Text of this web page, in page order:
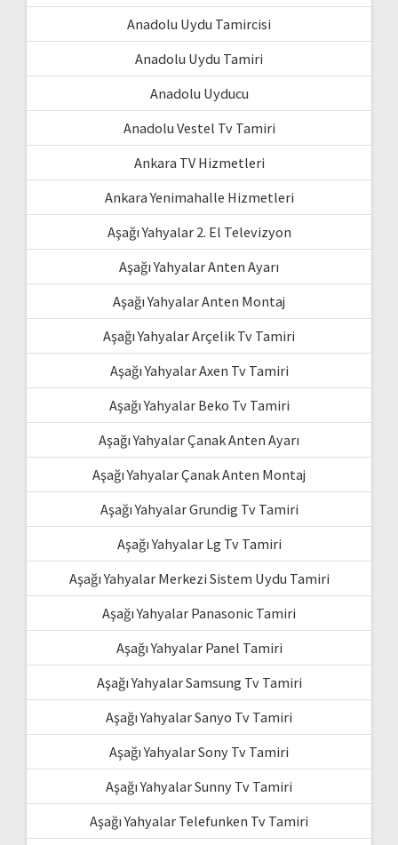
Anadolu Uydu Tamircisi
Anadolu Uydu Tamiri
Anadolu Uyducu
Anadolu Vestel Tv Tamiri
Ankara TV Hizmetleri
Ankara Yenimahalle Hizmetleri
Aşağı Yahyalar 2. El Televizyon
Aşağı Yahyalar Anten Ayarı
Aşağı Yahyalar Anten Montaj
Aşağı Yahyalar Arçelik Tv Tamiri
Aşağı Yahyalar Axen Tv Tamiri
Aşağı Yahyalar Beko Tv Tamiri
Aşağı Yahyalar Çanak Anten Ayarı
Aşağı Yahyalar Çanak Anten Montaj
Aşağı Yahyalar Grundig Tv Tamiri
Aşağı Yahyalar Lg Tv Tamiri
Aşağı Yahyalar Merkezi Sistem Uydu Tamiri
Aşağı Yahyalar Panasonic Tamiri
Aşağı Yahyalar Panel Tamiri
Aşağı Yahyalar Samsung Tv Tamiri
Aşağı Yahyalar Sanyo Tv Tamiri
Aşağı Yahyalar Sony Tv Tamiri
Aşağı Yahyalar Sunny Tv Tamiri
Aşağı Yahyalar Telefunken Tv Tamiri